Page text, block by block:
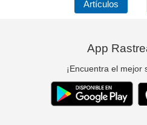
Artículos
App
¡Encuentra el mejor